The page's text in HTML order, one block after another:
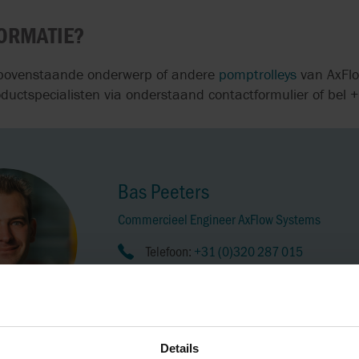
Details
onderwerp of andere pomptrolleys van
via onderstaand contactformulier of
Bas Peeters
Commercieel Engineer AxFlow Systems
Telefoon: +31 (0)320 287 015